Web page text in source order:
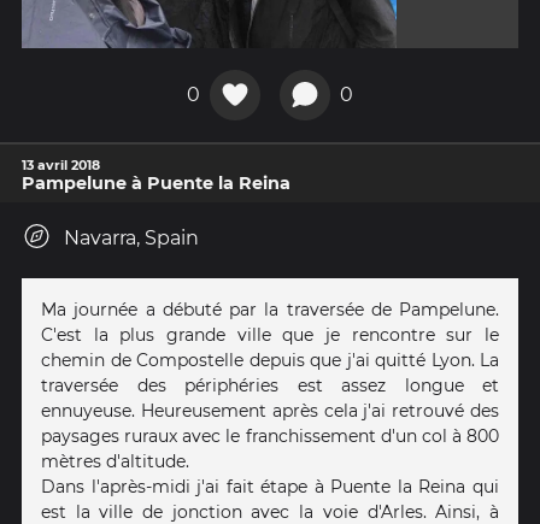
0 0
13 avril 2018
Pampelune à Puente la Reina
Navarra, Spain
Ma journée a débuté par la traversée de Pampelune.
C'est la plus grande ville que je rencontre sur le
chemin de Compostelle depuis que j'ai quitté Lyon. La
traversée des périphéries est assez longue et
ennuyeuse. Heureusement après cela j'ai retrouvé des
paysages ruraux avec le franchissement d'un col à 800
mètres d'altitude.
Dans l'après-midi j'ai fait étape à Puente la Reina qui
est la ville de jonction avec la voie d'Arles. Ainsi, à